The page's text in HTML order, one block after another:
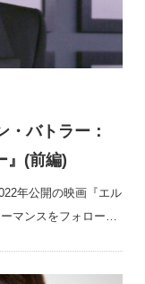
バトラー：
』(前編)
年公開の映画『エル
マンスをフォロー…